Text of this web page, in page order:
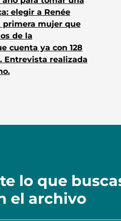
elegir a Renée
primera mujer que
de la
cuenta ya con 128
Entrevista realizada
lo que
el archivo